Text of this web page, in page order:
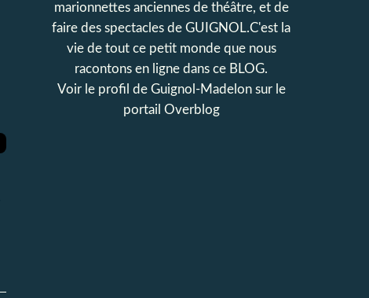
marionnettes anciennes de théâtre, et de
faire des spectacles de GUIGNOL.C'est la
vie de tout ce petit monde que nous
racontons en ligne dans ce BLOG.
Voir le profil de Guignol-Madelonsur le
portail Overblog